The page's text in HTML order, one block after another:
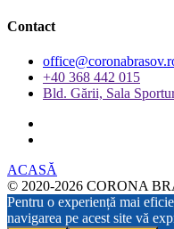
Contact
+40 368 442 015
Bld. Gării, Sala
ACASĂ
© 2020-2026 CORONA
Pentru o experiență mai
navigarea pe acest site vă